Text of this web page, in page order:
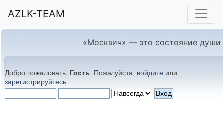
AZLK-TEAM
«Москвич» — это состояние души
Добро пожаловать, Гость . Пожалуйста, войдите или
зарегистрируйтесь